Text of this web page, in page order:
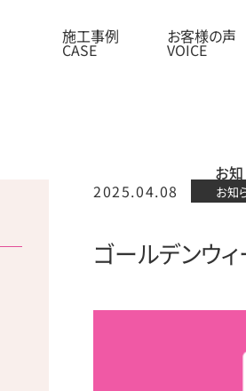
施工事例 お客様の声
お
2025.04.08
お知
ゴールデンウ